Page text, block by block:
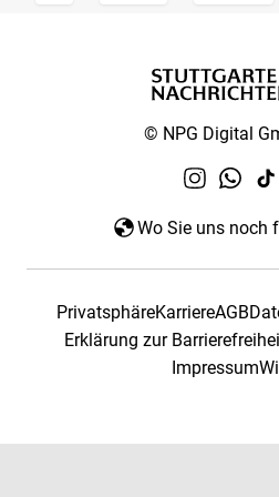
© NPG Digital
Wo Sie uns noch
PrivatsphäreKarriereAGB
Erklärung zur
Impressum